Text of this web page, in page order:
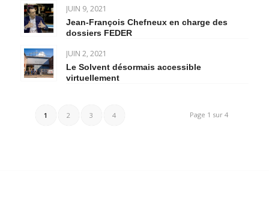
JUIN 9, 2021
Jean-François Chefneux en charge des
dossiers FEDER
JUIN 2, 2021
Le Solvent désormais accessible
virtuellement
Page 1 sur 4
1 2 3 4